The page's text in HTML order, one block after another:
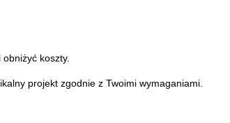
koszty.
projekt zgodnie z Twoimi wymaganiami.